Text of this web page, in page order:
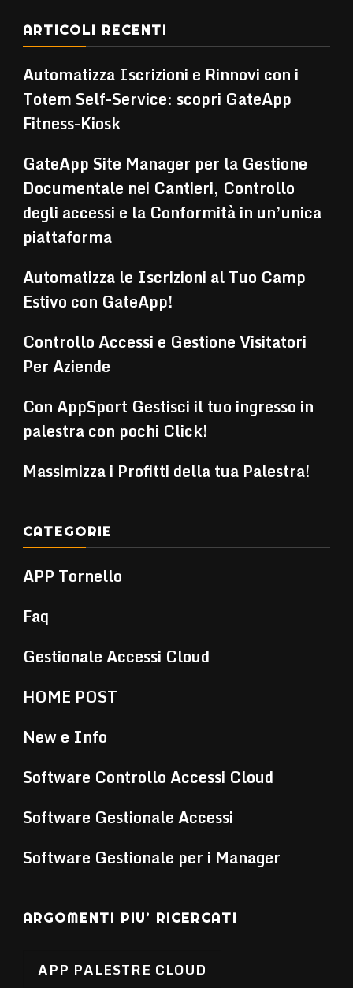
ARTICOLI RECENTI
Automatizza Iscrizioni e Rinnovi con i
Totem Self-Service: scopri GateApp
Fitness-Kiosk
GateApp Site Manager per la Gestione
Documentale nei Cantieri, Controllo
degli accessi e la Conformità in un’unica
piattaforma
Automatizza le Iscrizioni al Tuo Camp
Estivo con GateApp!
Controllo Accessi e Gestione Visitatori
Per Aziende
Con AppSport Gestisci il tuo ingresso in
palestra con pochi Click!
Massimizza i Profitti della tua Palestra!
CATEGORIE
APP Tornello
Faq
Gestionale Accessi Cloud
HOME POST
New e Info
Software Controllo Accessi Cloud
Software Gestionale Accessi
Software Gestionale per i Manager
ARGOMENTI PIU’ RICERCATI
APP PALESTRE CLOUD